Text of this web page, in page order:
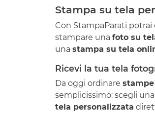
Stampa su tela
Con StampaParati
stampare una foto su
una stampa su tela
Ricevi la tua tela
Da oggi ordinare
semplicissimo: scegli
tela personalizzata